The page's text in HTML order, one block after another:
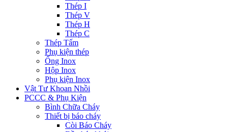
Thép I
Thép V
Thép H
Thép C
Thép Tấm
Phụ kiện thép
Ống Inox
Hộp Inox
Phụ kiện Inox
Vật Tư Khoan Nhồi
PCCC & Phụ Kiện
Bình Chữa Cháy
Thiết bị báo cháy
Còi Báo Cháy